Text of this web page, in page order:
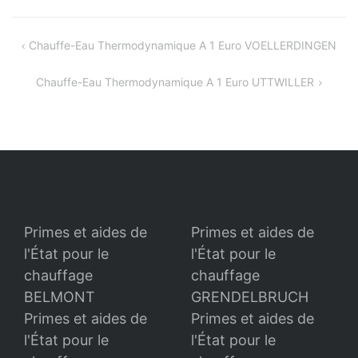
Navigation
Chauffe-Eau Thermodynamique A 1 Euro VOELLERDINGEN
Chauffe-Eau Thermodynamique A 1 Euro UTTWILLER
Primes et aides de
l'État pour le
chauffage
BELMONT
Primes et aides de
l'État pour le
chauffage
GRENDELBRUCH
Primes et aides de
l'État pour le
Primes et aides de
l'État pour le